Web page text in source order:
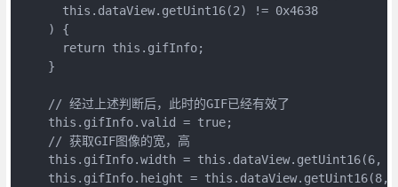
      this.dataView.getUint16(2) != 0x4638
    ) {
      return this.gifInfo;
    }
    // 经过上述判断后，此时的GIF已经有效了
    this.gifInfo.valid = true;
    // 获取GIF图像的宽，高
this.gifInfo.width = this.dataView.getUint16(6,
this.gifInfo.height = this.dataView.getUint16(8,